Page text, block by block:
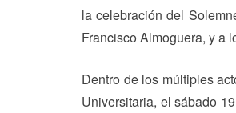
la celebración del
Francisco Almoguera, y a
Dentro de los múltiples
Universitaria, el sábado